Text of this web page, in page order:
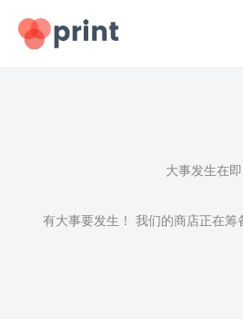
大事发生在即
有大事要发生！ 我们的商店正在筹